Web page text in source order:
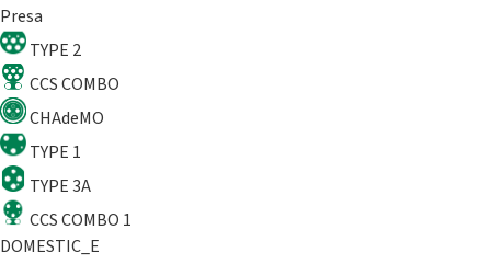
Presa
TYPE 2
CCS COMBO
CHAdeMO
TYPE 1
TYPE 3A
CCS COMBO 1
DOMESTIC_E